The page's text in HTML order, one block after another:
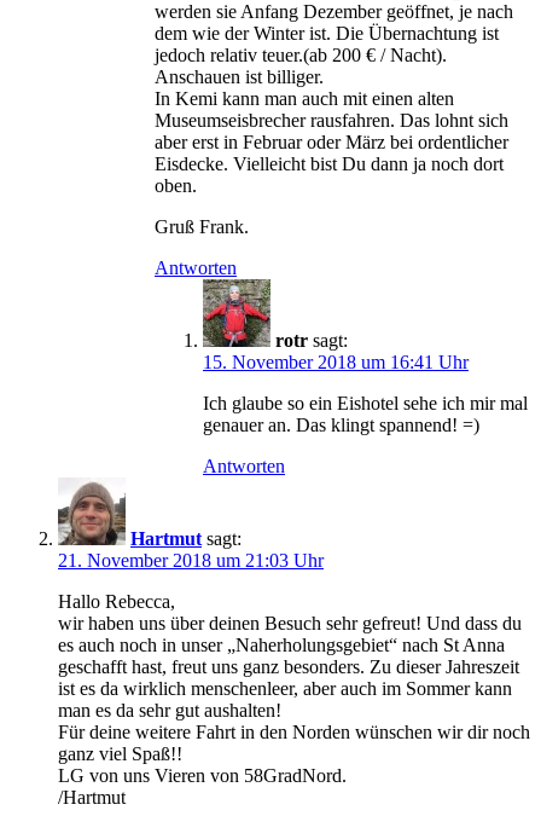
werden sie Anfang Dezember geöffnet, je nach
dem wie der Winter ist. Die Übernachtung ist
jedoch relativ teuer.(ab 200 € / Nacht).
Anschauen ist billiger.
In Kemi kann man auch mit einen alten
Museumseisbrecher rausfahren. Das lohnt sich
aber erst in Februar oder März bei ordentlicher
Eisdecke. Vielleicht bist Du dann ja noch dort
oben.
Gruß Frank.
Antworten
rotr sagt:
15. November 2018 um 16:41 Uhr
Ich glaube so ein Eishotel sehe ich mir mal
genauer an. Das klingt spannend! =)
Antworten
Hartmut sagt:
21. November 2018 um 21:03 Uhr
Hallo Rebecca,
wir haben uns über deinen Besuch sehr gefreut! Und dass du
es auch noch in unser „Naherholungsgebiet“ nach St Anna
geschafft hast, freut uns ganz besonders. Zu dieser Jahreszeit
ist es da wirklich menschenleer, aber auch im Sommer kann
man es da sehr gut aushalten!
Für deine weitere Fahrt in den Norden wünschen wir dir noch
ganz viel Spaß!!
LG von uns Vieren von 58GradNord.
/Hartmut